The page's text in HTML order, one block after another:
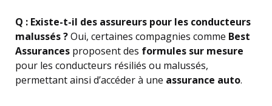
Q : Existe-t-il des assureurs pour les conducteurs
malussés ?Oui, certaines compagnies comme Best
Assurances proposent des formules sur mesure
pour les conducteurs résiliés ou malussés,
permettant ainsi d’accéder à une assurance auto.